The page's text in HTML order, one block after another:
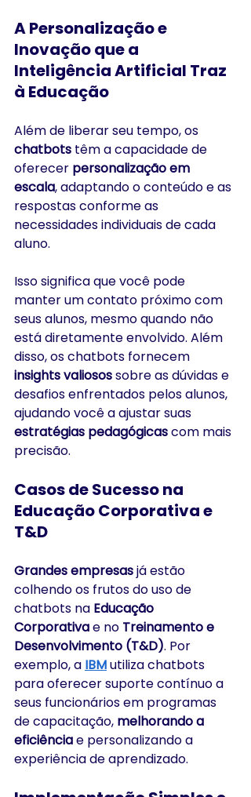
A Personalização e
Inovação que a
Inteligência Artificial Traz
à Educação
Além de liberar seu tempo, os
chatbots têm a capacidade de
oferecer personalização em
escala, adaptando o conteúdo e as
respostas conforme as
necessidades individuais de cada
aluno.
Isso significa que você pode
manter um contato próximo com
seus alunos, mesmo quando não
está diretamente envolvido. Além
disso, os chatbots fornecem
insights valiosos sobre as dúvidas e
desafios enfrentados pelos alunos,
ajudando você a ajustar suas
estratégias pedagógicas com mais
precisão.
Casos de Sucesso na
Educação Corporativa e
T&D
Grandes empresas já estão
colhendo os frutos do uso de
chatbots na Educação
Corporativa e no Treinamento e
Desenvolvimento (T&D). Por
exemplo, a IBM utiliza chatbots
para oferecer suporte contínuo a
seus funcionários em programas
de capacitação, melhorando a
eficiência e personalizando a
experiência de aprendizado.